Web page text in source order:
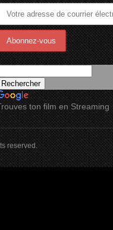
ton film en Streaming
reserved.